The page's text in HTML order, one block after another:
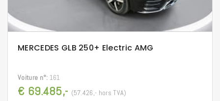
MERCEDES GLB 250+ Electric AMG
Voiture n°: 161
€ 69.485,- (57.426,- hors TVA)